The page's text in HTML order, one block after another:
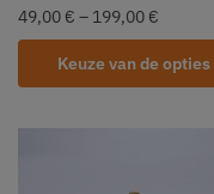
49,00 € – 199,00 €
Keuze van de opties